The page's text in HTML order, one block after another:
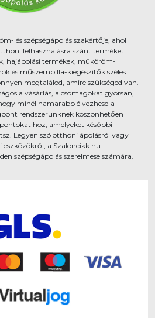
és szépségápolás szakértője, ahol
felhasználásra szánt terméket
hajápolási termékek, műköröm-
és műszempilla-kiegészítők széles
megtalálod, amire szükséged van.
a vásárlás, a csomagokat gyorsan,
minél hamarabb élvezhesd a
rendszerünknek köszönhetően
hoz, amelyeket későbbi
Legyen szó otthoni ápolásról vagy
a Szaloncikk.hu
szépségápolás szerelmese számára.